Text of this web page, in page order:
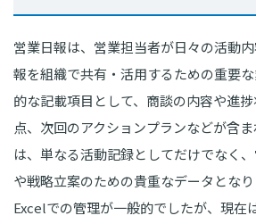
営業日報は、営業担当者が日々の活動
報を組織で共有・活用するための重要
的な記載項目として、商談の内容や進
点、次回のアクションプランなどが含
は、単なる活動記録としてだけでなく
や戦略立案のための貴重なデータとな
Excelでの管理が一般的でしたが、現在